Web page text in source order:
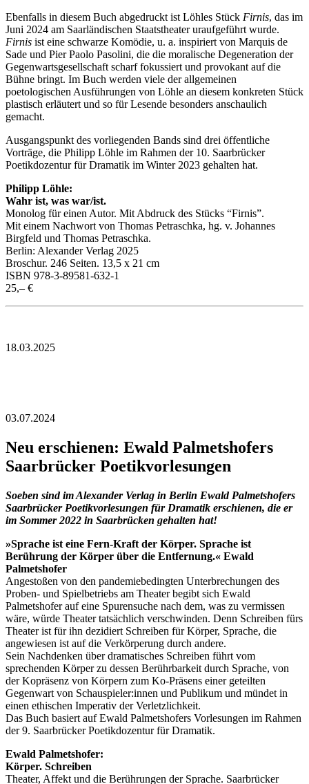
Ebenfalls in diesem Buch abgedruckt ist Löhles Stück Firnis, das im
Juni 2024 am Saarländischen Staatstheater uraufgeführt wurde.
Firnis ist eine schwarze Komödie, u. a. inspiriert von Marquis de
Sade und Pier Paolo Pasolini, die die moralische Degeneration der
Gegenwartsgesellschaft scharf fokussiert und provokant auf die
Bühne bringt. Im Buch werden viele der allgemeinen
poetologischen Ausführungen von Löhle an diesem konkreten Stück
plastisch erläutert und so für Lesende besonders anschaulich
gemacht.
Ausgangspunkt des vorliegenden Bands sind drei öffentliche
Vorträge, die Philipp Löhle im Rahmen der 10. Saarbrücker
Poetikdozentur für Dramatik im Winter 2023 gehalten hat.
Philipp Löhle:
Wahr ist, was war/ist.
Monolog für einen Autor. Mit Abdruck des Stücks “Firnis”.
Mit einem Nachwort von Thomas Petraschka, hg. v. Johannes
Birgfeld und Thomas Petraschka.
Berlin: Alexander Verlag 2025
Broschur. 246 Seiten. 13,5 x 21 cm
ISBN 978-3-89581-632-1
25,– €
18.03.2025
03.07.2024
Neu erschienen: Ewald Palmetshofers
Saarbrücker Poetikvorlesungen
Soeben sind im Alexander Verlag in Berlin Ewald Palmetshofers
Saarbrücker Poetikvorlesungen für Dramatik erschienen, die er
im Sommer 2022 in Saarbrücken gehalten hat!
»Sprache ist eine Fern-Kraft der Körper. Sprache ist
Berührung der Körper über die Entfernung.« Ewald
Palmetshofer
Angestoßen von den pandemiebedingten Unterbrechungen des
Proben- und Spielbetriebs am Theater begibt sich Ewald
Palmetshofer auf eine Spurensuche nach dem, was zu vermissen
wäre, würde Theater tatsächlich verschwinden. Denn Schreiben fürs
Theater ist für ihn dezidiert Schreiben für Körper, Sprache, die
angewiesen ist auf die Verkörperung durch andere.
Sein Nachdenken über dramatisches Schreiben führt vom
sprechenden Körper zu dessen Berührbarkeit durch Sprache, von
der Kopräsenz von Körpern zum Ko-Präsens einer geteilten
Gegenwart von Schauspieler:innen und Publikum und mündet in
einen ethischen Imperativ der Verletzlichkeit.
Das Buch basiert auf Ewald Palmetshofers Vorlesungen im Rahmen
der 9. Saarbrücker Poetikdozentur für Dramatik.
Ewald Palmetshofer:
Körper. Schreiben
Theater, Affekt und die Berührungen der Sprache. Saarbrücker